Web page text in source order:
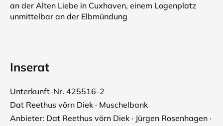
an der Alten Liebe in Cuxhaven, einem Logenplatz
unmittelbar an der Elbmündung
Inserat
Unterkunft-Nr. 425516-2
Dat Reethus vörn Diek · Muschelbank
Anbieter: Dat Reethus vörn Diek · Jürgen Rosenhagen ·